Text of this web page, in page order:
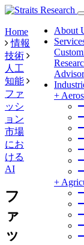
About
+
+
Home
情報
技術
人工
知能
ファ
ッシ
ョン
市場
にお
ける
AI
フ
ァ
ッ